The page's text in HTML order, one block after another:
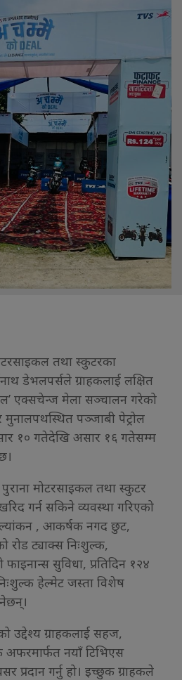
तथा स्कुटरका
डेभलपर्सले ग्राहकलाई लक्षित
एक्सचेन्ज मेला सञ्चालन गरेको
पञ्जाबी पेट्रोल
१० गतेदेखि असार १६ गतेसम्म
मोटरसाइकल तथा स्कुटर
गर्न सकिने व्यवस्था गरिएको
, आकर्षक नगद छुट,
रोड ट्याक्स निःशुल्क,
फाइनान्स सुविधा, प्रतिदिन १२४
हेल्मेट जस्ता विशेष
उद्देश्य ग्राहकलाई सहज,
नयाँ टिभिएस
प्रदान गर्नु हो। इच्छुक ग्राहकले